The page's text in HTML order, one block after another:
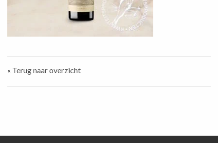
« Terug naar overzicht